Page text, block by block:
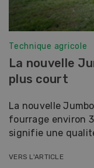
Technique agricole
La nouvelle
plus court
La nouvelle
fourrage environ
signifie une
VERS L'ARTICLE